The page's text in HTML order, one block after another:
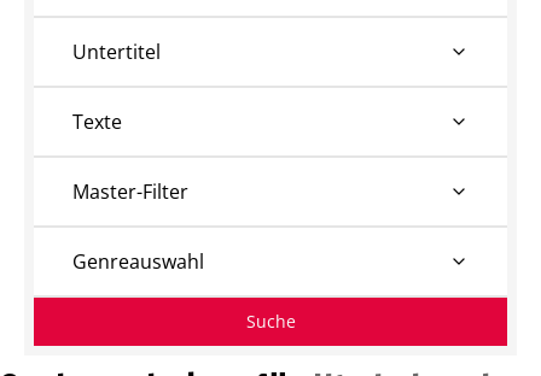
Untertitel
Texte
Master-Filter
Genreauswahl
Suche